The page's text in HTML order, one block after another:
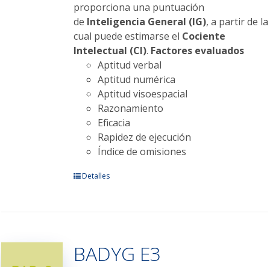
proporciona una puntuación
de Inteligencia General (IG), a partir de la
cual puede estimarse el Cociente
Intelectual (CI). Factores evaluados
Aptitud verbal
Aptitud numérica
Aptitud visoespacial
Razonamiento
Eficacia
Rapidez de ejecución
Índice de omisiones
Este
Las
opciones
Detalles
BADYG E3